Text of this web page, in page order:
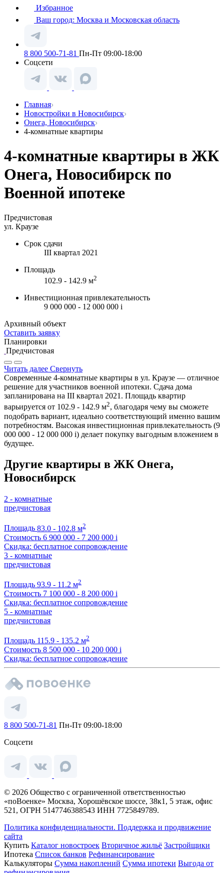
Избранное
Ваш город: Москва и Московская область
8 800 500-71-81 Пн-Пт 09:00-18:00
Соцсети
Главная
Новостройки в Новосибирск
Онега, Новосибирск
4-комнатные квартиры
4-комнатные квартиры в ЖК
Онега, Новосибирск по
Военной ипотеке
Предчистовая
ул. Краузе
Срок сдачи
III квартал 2021
Площадь
102.9 - 142.9 м2
Инвестиционная привлекательность
9 000 000 - 12 000 000 i
Архивный объект
Оставить заявку
Планировки
Предчистовая
Читать далее Свернуть
Современные 4-комнатные квартиры в ул. Краузе — отличное
решение для участников военной ипотеки. Сдача дома
запланирована на III квартал 2021. Площадь квартир
варьируется от 102.9 - 142.9 м2, благодаря чему вы сможете
подобрать вариант, идеально соответствующий именно вашим
потребностям. Высокая инвестиционная привлекательность (9
000 000 - 12 000 000 i) делает покупку выгодным вложением в
будущее.
Другие квартиры в ЖК Онега,
Новосибирск
2 - комнатные
предчистовая
Площадь 83.0 - 102.8 м2
Стоимость 6 900 000 - 7 200 000 i
Скидка: бесплатное сопровождение
3 - комнатные
предчистовая
Площадь 93.9 - 11.2 м2
Стоимость 7 100 000 - 8 200 000 i
Скидка: бесплатное сопровождение
5 - комнатные
предчистовая
Площадь 115.9 - 135.2 м2
Стоимость 8 500 000 - 10 200 000 i
Скидка: бесплатное сопровождение
8 800 500-71-81 Пн-Пт 09:00-18:00
Соцсети
© 2026 Общество с ограниченной ответственностью
«поВоенке» Москва, Хорошёвское шоссе, 38к1, 5 этаж, офис
521, ОГРН 5147746388543 ИНН 7725849789.
Политика конфиденциальности. Поддержка и продвижение
сайта
Купить Каталог новостроек Вторичное жильё Застройщики
Ипотека Список банков Рефинансирование
Калькуляторы Сумма накоплений Сумма ипотеки Выгода от